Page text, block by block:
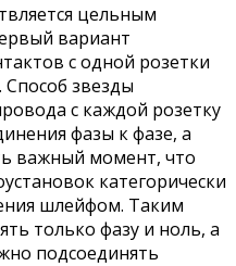
цельным
вариант
с одной розетки
звезды
с каждой розетку
фазы к фазе, а
важный момент, что
категорически
шлейфом. Таким
только фазу и ноль, а
подсоединять